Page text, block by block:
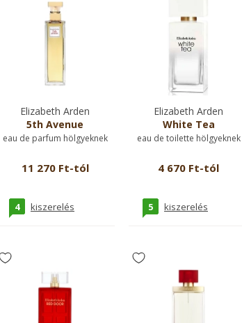
Elizabeth Arden
5th Avenue
eau de parfum hölgyeknek
11 270 Ft-tól
4 kiszerelés
Elizabeth Arden
White Tea
eau de toilette hölgyeknek
4 670 Ft-tól
5 kiszerelés